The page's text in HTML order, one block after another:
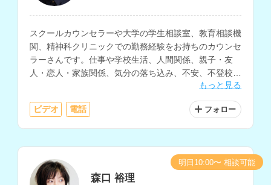
スクールカウンセラーや大学の学生相談室、教育相談機
関、精神科クリニックでの勤務経験をお持ちのカウンセ
ラーさんです。仕事や学校生活、人間関係、親子・友
人・恋人・家族関係、気分の落ち込み、不安、不登校、
発達障害、性格、人生についての相談などに対応されて
もっと見る
ビデオ 電話 フォロー
森口 裕理
明日10:00〜 相談可能